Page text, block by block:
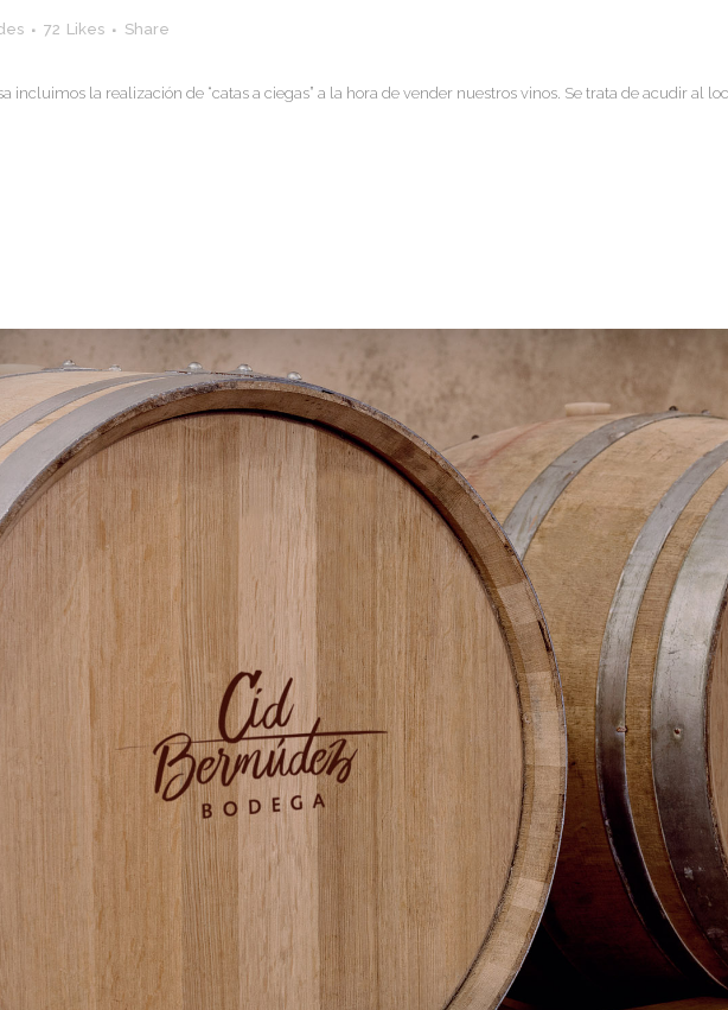
72 Likes Share
incluimos la realización de “catas a ciegas” a la hora de vender nuestros vinos. Se trata de acudir al